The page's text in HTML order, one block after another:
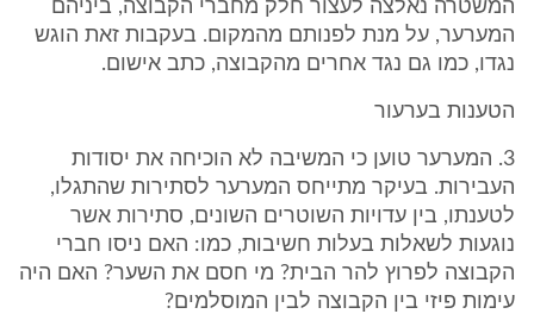
המשטרה נאלצה לעצור חלק מחברי הקבוצה, ביניהם
המערער, על מנת לפנותם מהמקום. בעקבות זאת הוגש
נגדו, כמו גם נגד אחרים מהקבוצה, כתב אישום.
הטענות בערעור
3. המערער טוען כי המשיבה לא הוכיחה את יסודות
העבירות. בעיקר מתייחס המערער לסתירות שהתגלו,
לטענתו, בין עדויות השוטרים השונים, סתירות אשר
נוגעות לשאלות בעלות חשיבות, כמו: האם ניסו חברי
הקבוצה לפרוץ להר הבית? מי חסם את השער? האם היה
עימות פיזי בין הקבוצה לבין המוסלמים?